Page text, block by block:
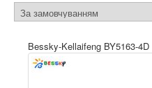
Bessky-Kellaifeng BY5163-4D